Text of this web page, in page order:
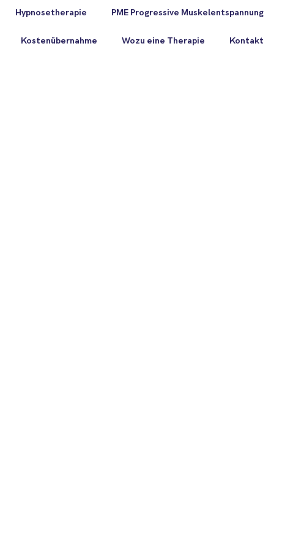
Hypnosetherapie PME Progressive Muskelentspannung
Kostenübernahme Wozu eine Therapie Kontakt